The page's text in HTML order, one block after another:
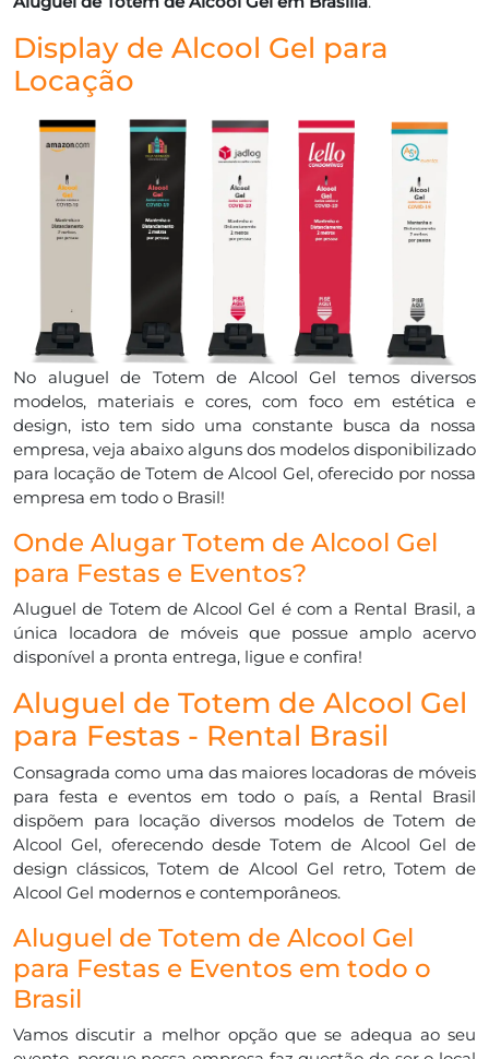
Display de Alcool Gel para
Locação
No aluguel de Totem de Alcool Gel temos diversos
modelos, materiais e cores, com foco em estética e
design, isto tem sido uma constante busca da nossa
empresa, veja abaixo alguns dos modelos disponibilizado
para locação de Totem de Alcool Gel, oferecido por nossa
empresa em todo o Brasil!
Onde Alugar Totem de Alcool Gel
para Festas e Eventos?
Aluguel de Totem de Alcool Gel é com a Rental Brasil, a
única locadora de móveis que possue amplo acervo
disponível a pronta entrega, ligue e confira!
Aluguel de Totem de Alcool Gel
para Festas - Rental Brasil
Consagrada como uma das maiores locadoras de móveis
para festa e eventos em todo o país, a Rental Brasil
dispõem para locação diversos modelos de Totem de
Alcool Gel, oferecendo desde Totem de Alcool Gel de
design clássicos, Totem de Alcool Gel retro, Totem de
Alcool Gel modernos e contemporâneos.
Aluguel de Totem de Alcool Gel
para Festas e Eventos em todo o
Brasil
Vamos discutir a melhor opção que se adequa ao seu